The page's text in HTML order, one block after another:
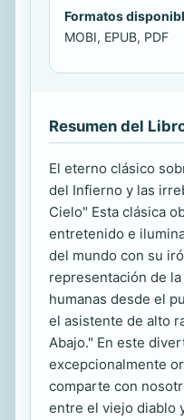
Formatos
MOBI, EPUB, PDF
Resumen del
El eterno clásico
del Infierno y las
Cielo" Esta clásica
entretenido e
del mundo con su
representación de
humanas desde el
el asistente de alto
Abajo." En este
excepcionalmente
comparte con
entre el viejo diablo